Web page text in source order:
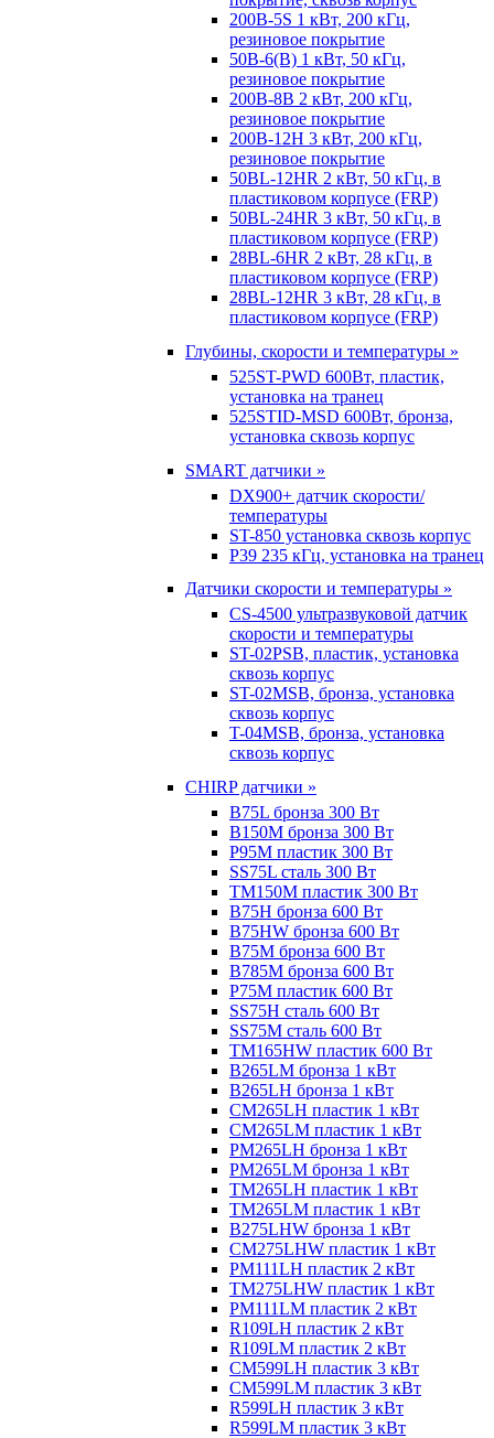
200B-5S 1 кВт, 200 кГц,
резиновое покрытие
50B-6(B) 1 кВт, 50 кГц,
резиновое покрытие
200B-8B 2 кВт, 200 кГц,
резиновое покрытие
200B-12H 3 кВт, 200 кГц,
резиновое покрытие
50BL-12HR 2 кВт, 50 кГц, в
пластиковом корпусе (FRP)
50BL-24HR 3 кВт, 50 кГц, в
пластиковом корпусе (FRP)
28BL-6HR 2 кВт, 28 кГц, в
пластиковом корпусе (FRP)
28BL-12HR 3 кВт, 28 кГц, в
пластиковом корпусе (FRP)
Глубины, скорости и температуры »
525ST-PWD 600Вт, пластик,
установка на транец
525STID-MSD 600Вт, бронза,
установка сквозь корпус
SMART датчики »
DX900+ датчик скорости/
температуры
ST-850 установка сквозь корпус
P39 235 кГц, установка на транец
Датчики скорости и температуры »
CS-4500 ультразвуковой датчик
скорости и температуры
ST-02PSB, пластик, установка
сквозь корпус
ST-02MSB, бронза, установка
сквозь корпус
T-04MSB, бронза, установка
сквозь корпус
CHIRP датчики »
B75L бронза 300 Вт
B150M бронза 300 Вт
P95M пластик 300 Вт
SS75L сталь 300 Вт
TM150M пластик 300 Вт
B75H бронза 600 Вт
B75HW бронза 600 Вт
B75M бронза 600 Вт
B785M бронза 600 Вт
P75M пластик 600 Вт
SS75H сталь 600 Вт
SS75M сталь 600 Вт
TM165HW пластик 600 Вт
B265LM бронза 1 кВт
B265LH бронза 1 кВт
CM265LH пластик 1 кВт
CM265LM пластик 1 кВт
PM265LH бронза 1 кВт
PM265LM бронза 1 кВт
TM265LH пластик 1 кВт
TM265LM пластик 1 кВт
B275LHW бронза 1 кВт
CM275LHW пластик 1 кВт
PM111LH пластик 2 кВт
TM275LHW пластик 1 кВт
PM111LM пластик 2 кВт
R109LH пластик 2 кВт
R109LM пластик 2 кВт
CM599LH пластик 3 кВт
CM599LM пластик 3 кВт
R599LH пластик 3 кВт
R599LM пластик 3 кВт